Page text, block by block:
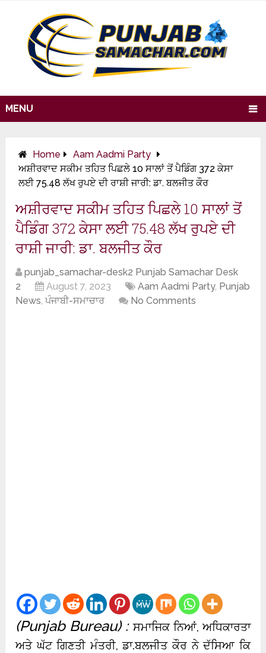
MENU
Home
Aam Aadmi Party
ਅਸ਼ੀਰਵਾਦ ਸਕੀਮ ਤਹਿਤ ਪਿਛਲੇ 10 ਸਾਲਾਂ ਤੋਂ ਪੈਡਿੰਗ 372 ਕੇਸਾ
ਲਈ 75.48 ਲੱਖ ਰੁਪਏ ਦੀ ਰਾਸ਼ੀ ਜਾਰੀ: ਡਾ. ਬਲਜੀਤ ਕੌਰ
ਅਸ਼ੀਰਵਾਦ ਸਕੀਮ ਤਹਿਤ ਪਿਛਲੇ 10 ਸਾਲਾਂ ਤੋਂ
ਪੈਡਿੰਗ 372 ਕੇਸਾ ਲਈ 75.48 ਲੱਖ ਰੁਪਏ ਦੀ
ਰਾਸ਼ੀ ਜਾਰੀ: ਡਾ. ਬਲਜੀਤ ਕੌਰ
punjab_samachar-desk2 Punjab Samachar Desk
2
August 7, 2023 Aam Aadmi Party, Punjab
News,ਪੰਜਾਬੀ-ਸਮਾਚਾਰ No Comments
(Punjab Bureau) :ਸਮਾਜਿਕ ਨਿਆਂ, ਅਧਿਕਾਰਤਾ
ਅਤੇ ਘੱਟ ਗਿਣਤੀ ਮੰਤਰੀ, ਡਾ.ਬਲਜੀਤ ਕੌਰ ਨੇ ਦੱਸਿਆ ਕਿ